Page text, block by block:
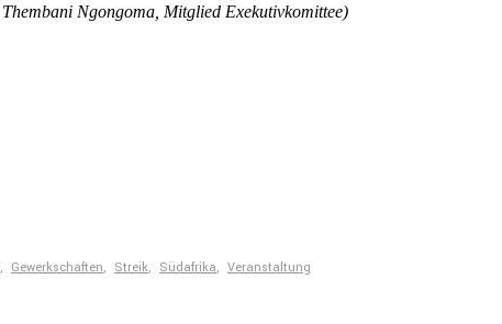
Thembani Ngongoma , Mitglied Exeku­tiv­ko­mittee)
, Gewerkschaften, Streik, Südafrika, Veranstaltung